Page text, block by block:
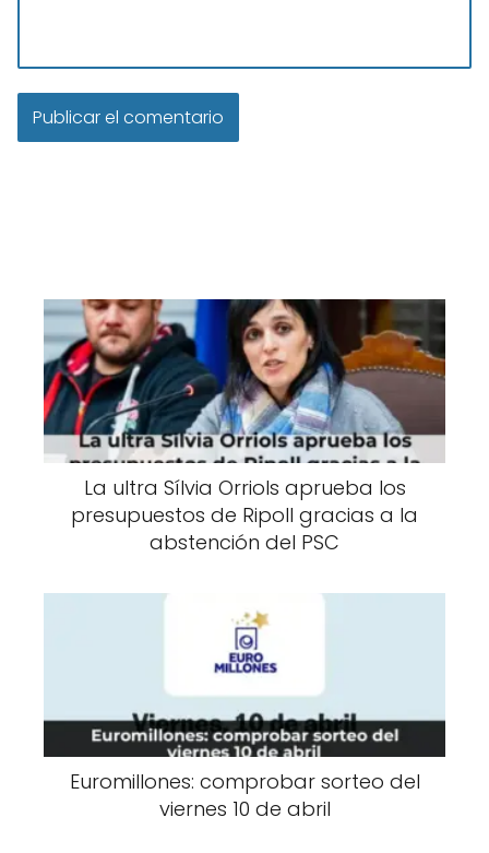
La ultra Sílvia Orriols aprueba los
presupuestos de Ripoll gracias a la
abstención del PSC
Euromillones: comprobar sorteo del
viernes 10 de abril